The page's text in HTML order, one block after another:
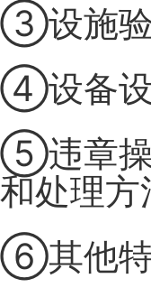
③设施验
④设备设
⑤违章操
和处理方
⑥其他特